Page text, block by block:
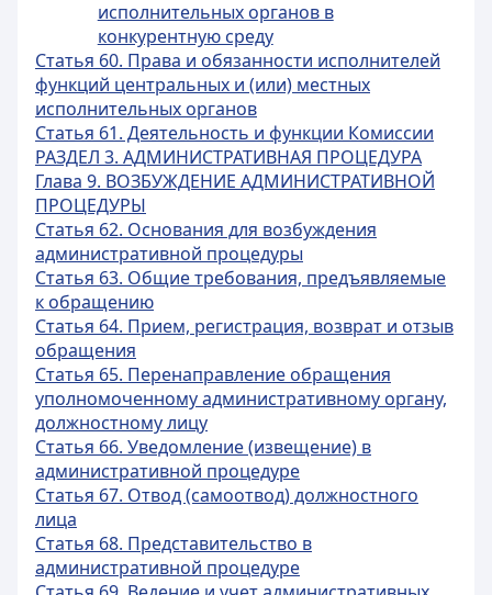
исполнительных органов в
конкурентную среду
Статья 60. Права и обязанности исполнителей
функций центральных и (или) местных
исполнительных органов
Статья 61. Деятельность и функции Комиссии
РАЗДЕЛ 3. АДМИНИСТРАТИВНАЯ ПРОЦЕДУРА
Глава 9. ВОЗБУЖДЕНИЕ АДМИНИСТРАТИВНОЙ
ПРОЦЕДУРЫ
Статья 62. Основания для возбуждения
административной процедуры
Статья 63. Общие требования, предъявляемые
к обращению
Статья 64. Прием, регистрация, возврат и отзыв
обращения
Статья 65. Перенаправление обращения
уполномоченному административному органу,
должностному лицу
Статья 66. Уведомление (извещение) в
административной процедуре
Статья 67. Отвод (самоотвод) должностного
лица
Статья 68. Представительство в
административной процедуре